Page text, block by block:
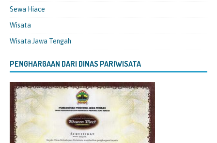
Sewa Hiace
Wisata
Wisata Jawa Tengah
PENGHARGAAN DARI DINAS PARIWISATA